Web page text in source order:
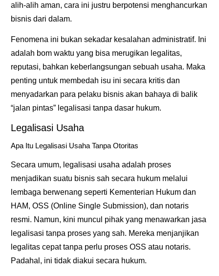
alih-alih aman, cara ini justru berpotensi menghancurkan
bisnis dari dalam.
Fenomena ini bukan sekadar kesalahan administratif. Ini
adalah bom waktu yang bisa merugikan legalitas,
reputasi, bahkan keberlangsungan sebuah usaha. Maka
penting untuk membedah isu ini secara kritis dan
menyadarkan para pelaku bisnis akan bahaya di balik
“jalan pintas” legalisasi tanpa dasar hukum.
Legalisasi Usaha
Apa Itu Legalisasi Usaha Tanpa Otoritas
Secara umum, legalisasi usaha adalah proses
menjadikan suatu bisnis sah secara hukum melalui
lembaga berwenang seperti Kementerian Hukum dan
HAM, OSS (Online Single Submission), dan notaris
resmi. Namun, kini muncul pihak yang menawarkan jasa
legalisasi tanpa proses yang sah. Mereka menjanjikan
legalitas cepat tanpa perlu proses OSS atau notaris.
Padahal, ini tidak diakui secara hukum.